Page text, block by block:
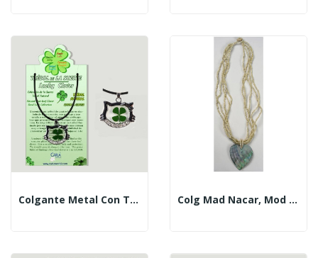
Colgante Metal Con Trébol. Gato Con Circonitas Colg Mad Nacar, Mod 33, Bolitas, 48cm